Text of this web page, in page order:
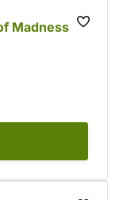
Madness -